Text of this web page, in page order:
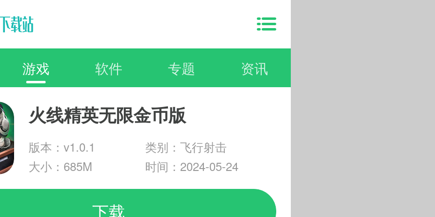
游戏 软件 专题 资讯
火线精英无限金币版
版本：v1.0.1
类别：飞行射击
大小：685M
时间：2024-05-24
下载